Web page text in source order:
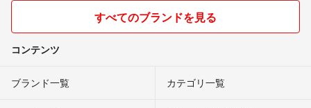
すべてのブランドを見る
コンテンツ
ブランド一覧 カテゴリ一覧